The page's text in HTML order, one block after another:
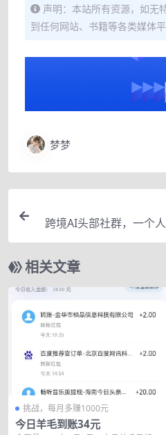
声明：本站所有资源，如无
到任何网站、书籍等各类媒体
梦梦
跨境AI头部社群，一个
分享跨境AI前沿，
相关文章
挑战，每月多赚1000元
今日羊毛到账34元